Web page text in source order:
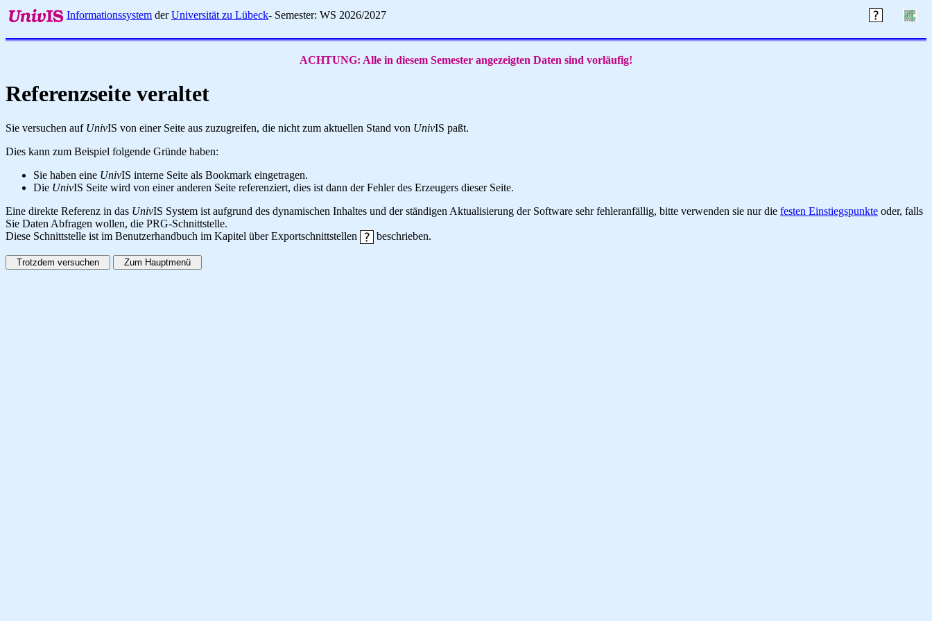
Informationssystem derUniversität zu Lübeck- Semester: WS 2026/2027
ACHTUNG: Alle in diesem Semester angezeigten Daten sind vorläufig!
Referenzseite veraltet
Sie versuchen auf UnivIS von einer Seite aus zuzugreifen, die nicht zum aktuellen Stand von UnivIS paßt.
Dies kann zum Beispiel folgende Gründe haben:
Sie haben eine UnivIS interne Seite als Bookmark eingetragen.
Die UnivIS Seite wird von einer anderen Seite referenziert, dies ist dann der Fehler des Erzeugers dieser Seite.
Eine direkte Referenz in das UnivIS System ist aufgrund des dynamischen Inhaltes und der ständigen Aktualisierung der Software sehr fehleranfällig, bitte verwenden sie nur die festen Einstiegspunkte oder, falls
Sie Daten Abfragen wollen, die PRG-Schnittstelle.
Diese Schnittstelle ist im Benutzerhandbuch im Kapitel über Exportschnittstellen
beschrieben.